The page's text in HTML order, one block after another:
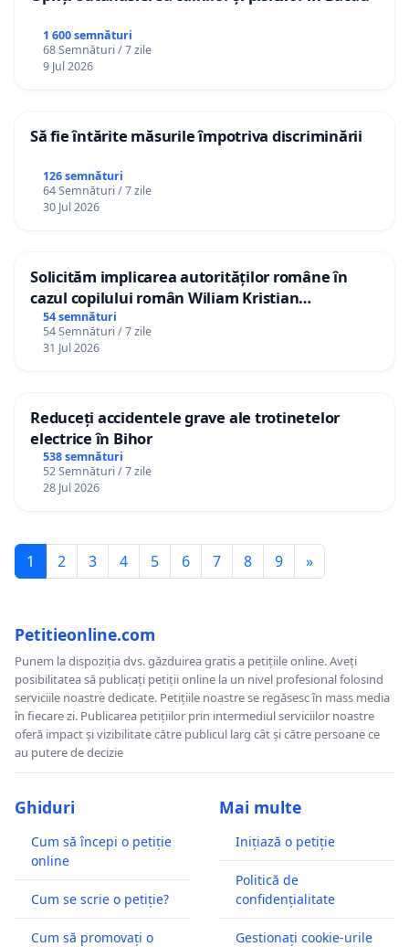
1 600 semnături
68 Semnături / 7 zile
9 Jul 2026
Să fie întărite măsurile împotriva discriminării
126 semnături
64 Semnături / 7 zile
30 Jul 2026
Solicităm implicarea autorităților române în
cazul copilului român Wiliam Kristian
Gheorghe, aflat în plasament în Danemarca de
12 ani
54 semnături
54 Semnături / 7 zile
31 Jul 2026
Reduceți accidentele grave ale trotinetelor
electrice în Bihor
538 semnături
52 Semnături / 7 zile
28 Jul 2026
1 2 3 4 5 6 7 8 9 »
Petitieonline.com
Punem la dispoziția dvs. găzduirea gratis a petițiile online. Aveți
posibilitatea să publicați petiții online la un nivel profesional folosind
serviciile noastre dedicate. Petițiile noastre se regăsesc în mass media
în fiecare zi. Publicarea petițiilor prin intermediul serviciilor noastre
oferă impact și vizibilitate către publicul larg cât și către persoane ce
au putere de decizie
Ghiduri
Cum să începi o petiție
online
Cum se scrie o petiție?
Cum să promovați o
Mai multe
Inițiază o petiție
Politică de
confidențialitate
Gestionați cookie-urile